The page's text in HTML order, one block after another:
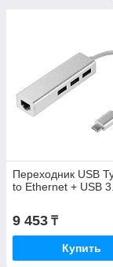
Переходник USB
to Ethernet + USB
9 453 ₸
Купить